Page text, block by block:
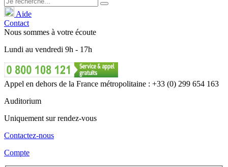
Aide
Contact
Nous sommes à votre écoute
Lundi au vendredi 9h - 17h
Appel en dehors de la France métropolitaine : +33 (0) 299 654 163
Auditorium
Uniquement sur rendez-vous
Contactez-nous
Compte